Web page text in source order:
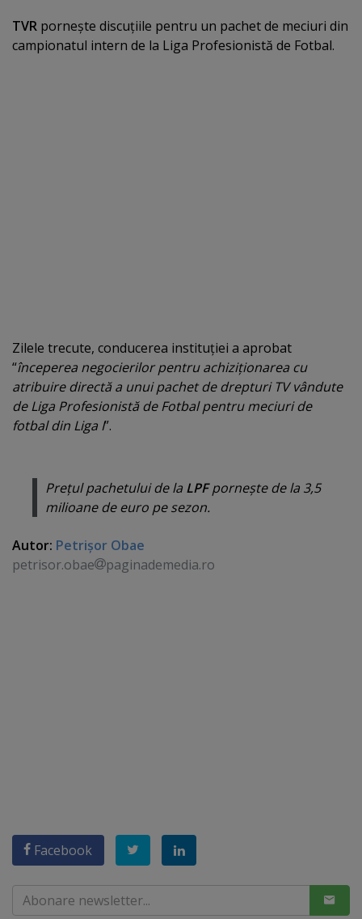
TVR porneşte discuţiile pentru un pachet de meciuri din
campionatul intern de la Liga Profesionistă de Fotbal.
Zilele trecute, conducerea instituţiei a aprobat
“începerea negocierilor pentru achiziţionarea cu
atribuire directă a unui pachet de drepturi TV vândute
de Liga Profesionistă de Fotbal pentru meciuri de
fotbal din Liga I”.
Preţul pachetului de la LPFporneşte de la 3,5
milioane de euro pe sezon.
Autor: Petrişor Obae
petrisor.obae
paginademedia.ro
Facebook